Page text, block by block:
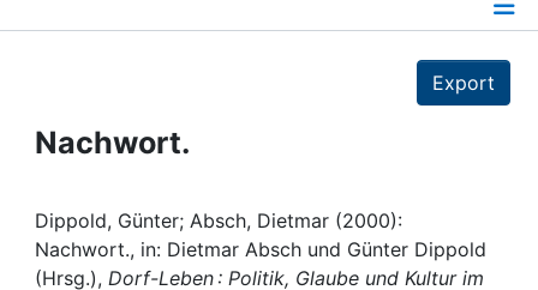
Projects
Institutions
Export
Nachwort.
Dippold, Günter; Absch, Dietmar (2000):
Nachwort., in: Dietmar Absch und Günter Dippold
(Hrsg.), Dorf-Leben : Politik, Glaube und Kultur im